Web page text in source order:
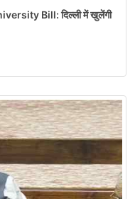
Bill: दिल्ली में खुलेंगी